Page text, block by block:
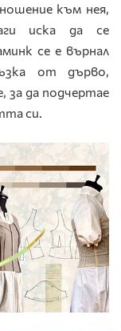
към нея,
иска да се
се е върнал
от дърво,
за да подчертае
си.